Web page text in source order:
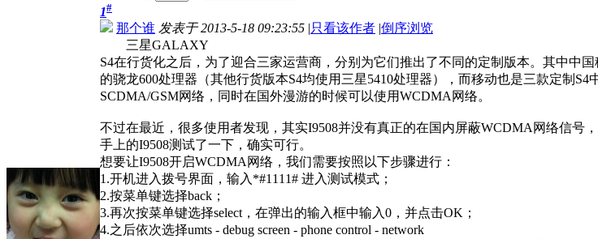
1#
那个谁 发表于 2013-5-18 09:23:55 |只看该作者 |倒序浏览
三星GALAXY
S4在行货化之后，为了迎合三家运营商，分别为它们推出了不同的定制版本。其中中
的骁龙600处理器（其他行货版本S4均使用三星5410处理器），而移动也是三款定制
SCDMA/GSM网络，同时在国外漫游的时候可以使用WCDMA网络。
不过在最近，很多使用者发现，其实I9508并没有真正的在国内屏蔽WCDMA网络信
手上的I9508测试了一下，确实可行。
想要让I9508开启WCDMA网络，我们需要按照以下步骤进行：
1.开机进入拨号界面，输入*#1111# 进入测试模式；
2.按菜单键选择back；
3.再次按菜单键选择select，在弹出的输入框中输入0，并点击OK；
4.之后依次选择umts - debug screen - phone control - network